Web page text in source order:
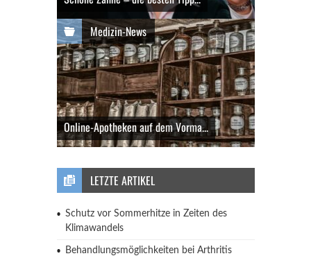
Medizin-News
Online-Apotheken auf dem Vorma...
LETZTE ARTIKEL
Schutz vor Sommerhitze in Zeiten des
Klimawandels
Behandlungsmöglichkeiten bei Arthritis